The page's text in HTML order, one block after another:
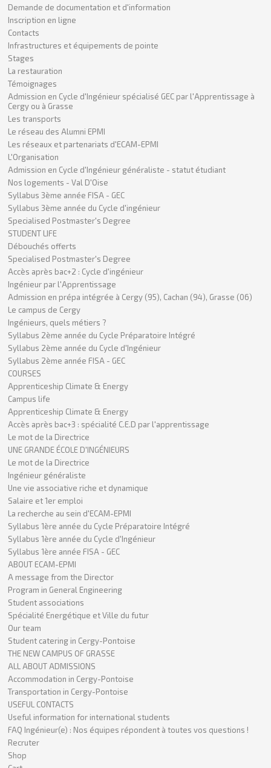
Demande de documentation et d'information
Inscription en ligne
Contacts
Infrastructures et équipements de pointe
Stages
La restauration
Témoignages
Admission en Cycle d'Ingénieur spécialisé GEC par l'Apprentissage à
Cergy ou à Grasse
Les transports
Le réseau des Alumni EPMI
Les réseaux et partenariats d'ECAM-EPMI
L'Organisation
Admission en Cycle d'Ingénieur généraliste - statut étudiant
Nos logements - Val D'Oise
Syllabus 3ème année FISA - GEC
Syllabus 3ème année du Cycle d'ingénieur
Specialised Postmaster's Degree
STUDENT LIFE
Débouchés offerts
Specialised Postmaster's Degree
Accès après bac+2 : Cycle d'ingénieur
Ingénieur par l'Apprentissage
Admission en prépa intégrée à Cergy (95), Cachan (94), Grasse (06)
Le campus de Cergy
Ingénieurs, quels métiers ?
Syllabus 2ème année du Cycle Préparatoire Intégré
Syllabus 2ème année du Cycle d'Ingénieur
Syllabus 2ème année FISA - GEC
COURSES
Apprenticeship Climate & Energy
Campus life
Apprenticeship Climate & Energy
Accès après bac+3 : spécialité C.E.D par l'apprentissage
Le mot de la Directrice
UNE GRANDE ÉCOLE D'INGÉNIEURS
Le mot de la Directrice
Ingénieur généraliste
Une vie associative riche et dynamique
Salaire et 1er emploi
La recherche au sein d'ECAM-EPMI
Syllabus 1ère année du Cycle Préparatoire Intégré
Syllabus 1ère année du Cycle d'Ingénieur
Syllabus 1ère année FISA - GEC
ABOUT ECAM-EPMI
A message from the Director
Program in General Engineering
Student associations
Spécialité Energétique et Ville du futur
Our team
Student catering in Cergy-Pontoise
THE NEW CAMPUS OF GRASSE
ALL ABOUT ADMISSIONS
Accommodation in Cergy-Pontoise
Transportation in Cergy-Pontoise
USEFUL CONTACTS
Useful information for international students
FAQ Ingénieur(e) : Nos équipes répondent à toutes vos questions !
Recruter
Shop